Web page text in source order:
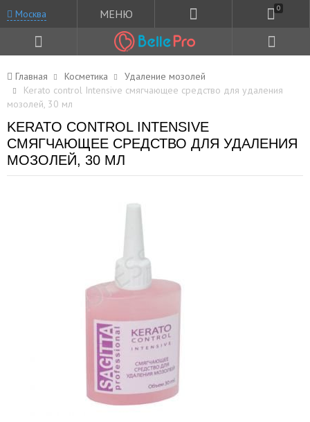
Москва МЕНЮ 0
Главная Косметика
Удаление мозолей
Kerato control Intensive смягчающее средство для удаления
мозолей, 30 мл
KERATO CONTROL INTENSIVE
СМЯГЧАЮЩЕЕ СРЕДСТВО ДЛЯ УДАЛЕНИЯ
МОЗОЛЕЙ, 30 МЛ